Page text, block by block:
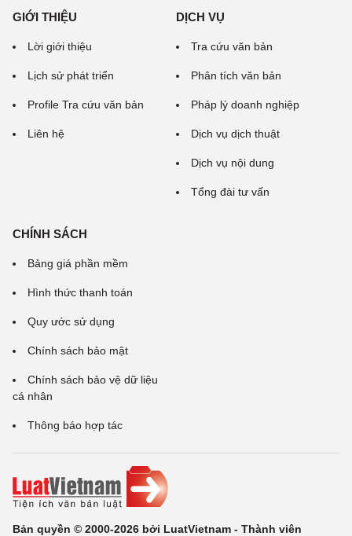
GIỚI THIỆU
Lời giới thiệu
Lịch sử phát triển
Profile Tra cứu văn bản
Liên hệ
DỊCH VỤ
Tra cứu văn bản
Phân tích văn bản
Pháp lý doanh nghiệp
Dịch vụ dịch thuật
Dịch vụ nội dung
Tổng đài tư vấn
CHÍNH SÁCH
Bảng giá phần mềm
Hình thức thanh toán
Quy ước sử dụng
Chính sách bảo mật
Chính sách bảo vệ dữ liệu
cá nhân
Thông báo hợp tác
Bản quyền © 2000-2026 bởi LuatVietnam - Thành viên